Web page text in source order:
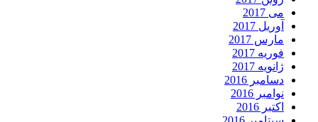
می 2017
آوریل 2017
مارس 2017
فوریه 2017
ژانویه 2017
دسامبر 2016
نوامبر 2016
اکتبر 2016